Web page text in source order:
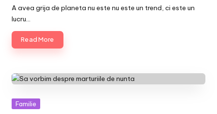
by
A avea grija de planeta nu este nu este un trend, ci este un
lucru…
Read More
Posted
Familie